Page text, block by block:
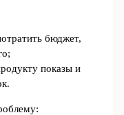
бюджет,
показы и